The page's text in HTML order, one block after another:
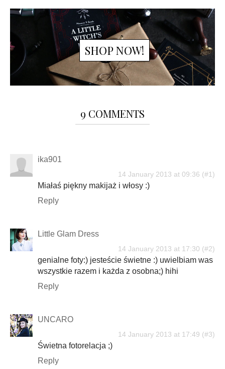
SHOP NOW!
9 COMMENTS
ika901
14 January 2013 at 09:36
Miałaś piękny makijaż i włosy :)
Reply
Little Glam Dress
14 January 2013 at 17:30
genialne foty:) jesteście świetne :) uwielbiam was
wszystkie razem i każda z osobna;) hihi
Reply
UNCARO
14 January 2013 at 17:49
Świetna fotorelacja ;)
Reply